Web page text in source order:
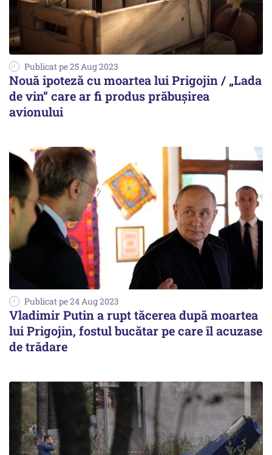
Publicat pe 25 Aug 2023
Nouă ipoteză cu moartea lui Prigojin / „Lada
de vin“ care ar fi produs prăbușirea
avionului
Publicat pe 24 Aug 2023
Vladimir Putin a rupt tăcerea după moartea
lui Prigojin, fostul bucătar pe care îl acuzase
de trădare